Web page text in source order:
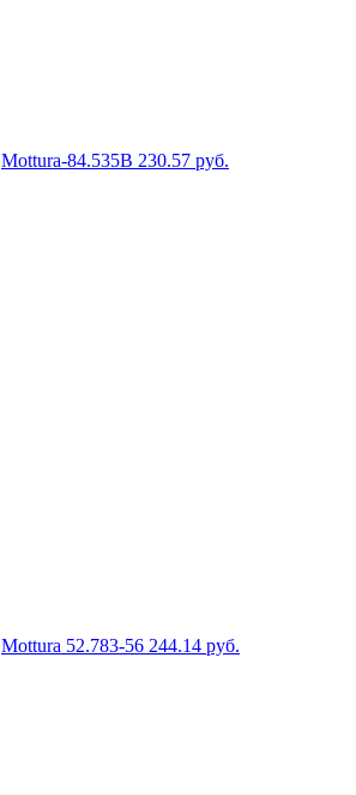
Mottura-84.535B 230.57 руб.
Mottura 52.783-56 244.14 руб.